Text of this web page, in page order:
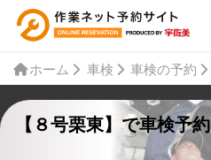
ホーム 車検 車検の予約
【８号栗東】で車検予約